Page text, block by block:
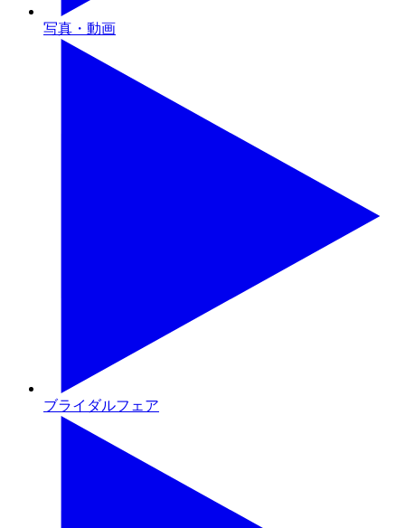
写真・動画
ブライダルフェア